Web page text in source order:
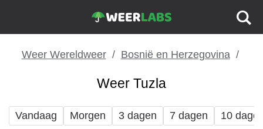
Weer Wereldweer Bosnië en Herzegovina
Weer Tuzla
Vandaag Morgen 3 dagen 7 dagen 10